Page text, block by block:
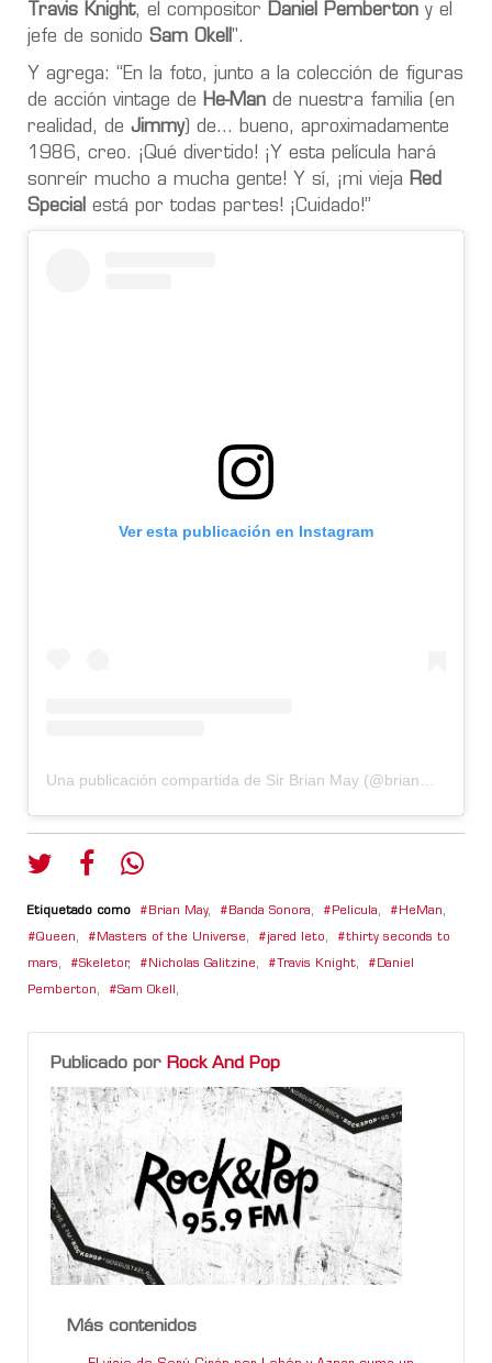
Travis Knight, el compositor Daniel Pemberton y el
jefe de sonido Sam Okell ".
Y agrega: “En la foto, junto a la colección de figuras
de acción vintage de He-Man de nuestra familia (en
realidad, de Jimmy) de… bueno, aproximadamente
1986, creo. ¡Qué divertido! ¡Y esta película hará
sonreír mucho a mucha gente! Y sí, ¡mi vieja Red
Special está por todas partes! ¡Cuidado!”
Ver esta publicación en Instagram
Etiquetado como Brian May, Banda Sonora, Película, HeMan,
Queen, Masters of the Universe, jared leto, thirty seconds to
mars, Skeletor, Nicholas Galitzine, Travis Knight, Daniel
Pemberton, Sam Okell ,
Publicado por Rock And Pop
Más contenidos